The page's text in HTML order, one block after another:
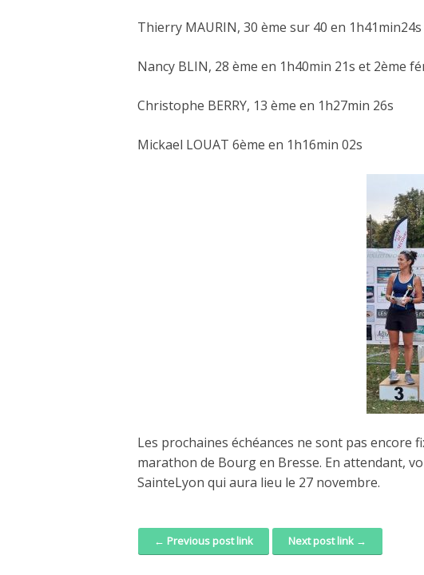
Thierry MAURIN, 30 ème sur 40 en 1h41min24s
Nancy BLIN, 28 ème en 1h40min 21s et 2ème
Christophe BERRY, 13 ème en 1h27min 26s
Mickael LOUAT 6ème en 1h16min 02s
Les prochaines échéances ne sont pas encore
marathon de Bourg en Bresse. En attendant,
SainteLyon qui aura lieu le 27 novembre.
Post navigation← Previous post link Next post link →